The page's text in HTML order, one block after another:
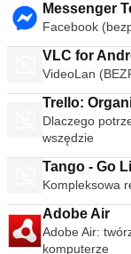
Facebook
VLC for
VideoLan
Trello:
Dlaczego
wszędzie
Kompleksowa
Adobe Air
Adobe Air:
komputerze